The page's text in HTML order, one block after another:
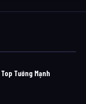
Tướng Mạnh